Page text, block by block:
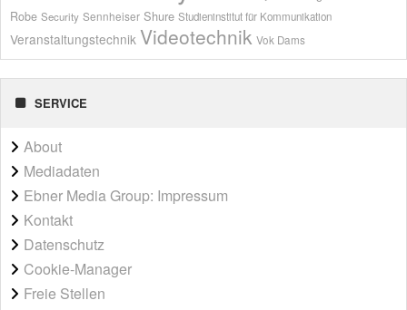
Robe Security Sennheiser Shure Studieninstitut für Kommunikation
Veranstaltungstechnik Videotechnik Vok Dams
SERVICE
About
Mediadaten
Ebner Media Group: Impressum
Kontakt
Datenschutz
Cookie-Manager
Freie Stellen